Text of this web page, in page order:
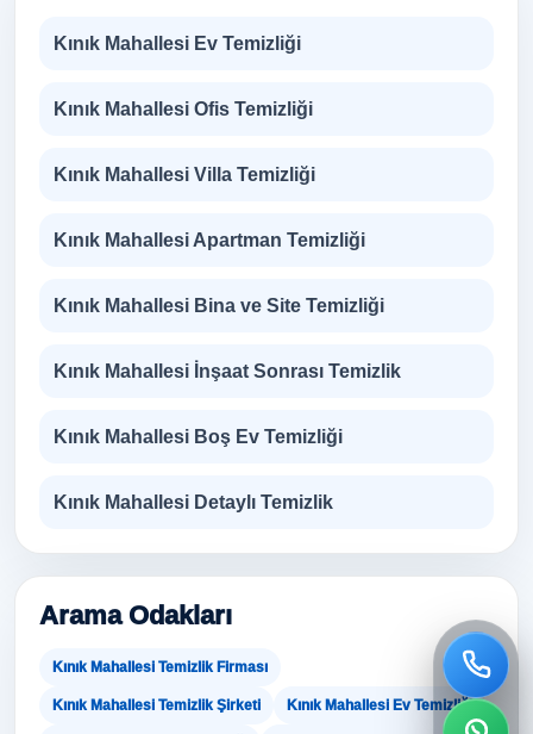
Kınık Mahallesi Ev Temizliği
Kınık Mahallesi Ofis Temizliği
Kınık Mahallesi Villa Temizliği
Kınık Mahallesi Apartman Temizliği
Kınık Mahallesi Bina ve Site Temizliği
Kınık Mahallesi İnşaat Sonrası Temizlik
Kınık Mahallesi Boş Ev Temizliği
Kınık Mahallesi Detaylı Temizlik
Arama Odakları
Kınık Mahallesi Temizlik Firması
Kınık Mahallesi Temizlik Şirketi Kınık Mahallesi Ev Temizliği